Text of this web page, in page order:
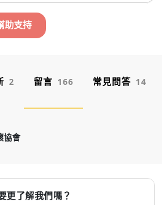
助支持
2 留言 166 常見問答 14
協會
更了解我們嗎？